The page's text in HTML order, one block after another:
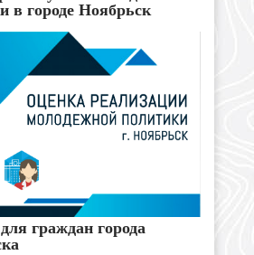
в городе Ноябрьск
граждан города